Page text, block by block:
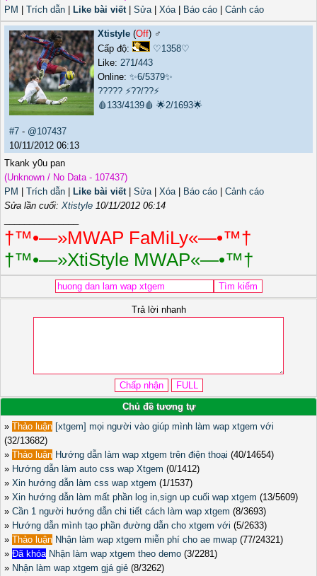
PM
Trích dẫn Like bài viết| Sửa| Xóa| Báo cáo Cảnh cáo
Xtistyle (Off) ♂️
Cấp độ:
♡1358♡
Like: 271/443
Online: ✨6/5379✨
????? ⚡??/??⚡
🩸133/4139🩸 🌟2/1693🌟
#7 - @107437
10/11/2012 06:13
Tkank y0u pan
(Unknown / No Data - 107437)
PM
Trích dẫn Like bài viết| Sửa| Xóa| Báo cáo
Cảnh cáo
Sửa lần cuối: Xtistyle 10/11/2012 06:14
†™•—»MWAP FaMiLy«—•™†
†™•—»XtiStyle MWAP«—•™†
Trả lời nhanh
Chủ đề tương tự
» Thảo luận [xtgem] mọi người vào giúp mình làm wap xtgem với
(32/13682)
» Thảo luận Hướng dẫn làm wap xtgem trên điện thoại (40/14654)
» Hướng dẫn làm auto css wap Xtgem (0/1412)
» Xin hướng dẫn làm css wap xtgem (1/1537)
» Xin hướng dẫn làm mất phần log in,sign up cuối wap xtgem (13/5609)
» Cần 1 người hướng dẫn chi tiết cách làm wap xtgem (8/3693)
» Hướng dẫn mình tạo phần đường dẫn cho xtgem với (5/2633)
» Thảo luận Nhận làm wap xtgem miễn phí cho ae mwap (77/24321)
» Đã khóa Nhận làm wap xtgem theo demo (3/2281)
» Nhận làm wap xtgem gjá giẻ (8/3262)